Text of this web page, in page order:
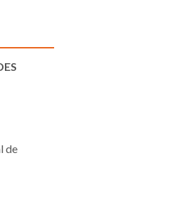
de